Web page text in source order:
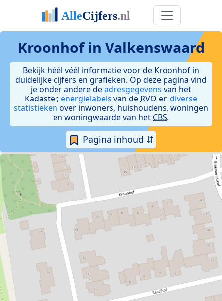
Kroonhof in Valkenswaard
Bekijk héél véél informatie voor de Kroonhof in
duidelijke cijfers en grafieken. Op deze pagina vind
je onder andere deadresgegevens van het
Kadaster, energielabels van de RVO en diverse
statistieken over inwoners, huishoudens, woningen
en woningwaarde van het CBS.
Pagina inhoud ⇵